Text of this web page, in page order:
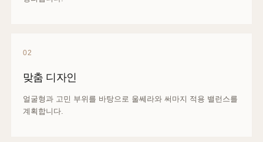
02
맞춤 디자인
얼굴형과 고민 부위를 바탕으로 울쎄라와 써마지 적용 밸런스를
계획합니다.